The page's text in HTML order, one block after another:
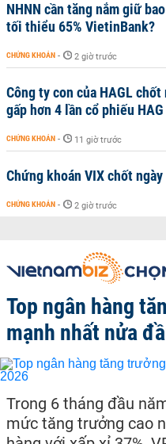
NHNN cần tăng nắm giữ
tối thiểu 65% VietinBank?
CHỨNG KHOÁN - 2 giờ trước
Công ty con của HAGL
gấp hơn 4 lần cổ phiếu HAG
CHỨNG KHOÁN - 11 giờ trước
Chứng khoán VIX chốt
CHỨNG KHOÁN - 2 giờ trước
Top ngân hàng
mạnh nhất nửa
Trong 6 tháng đầu
mức tăng trưởng cao